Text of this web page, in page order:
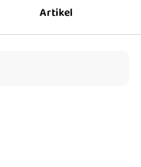
Artikel